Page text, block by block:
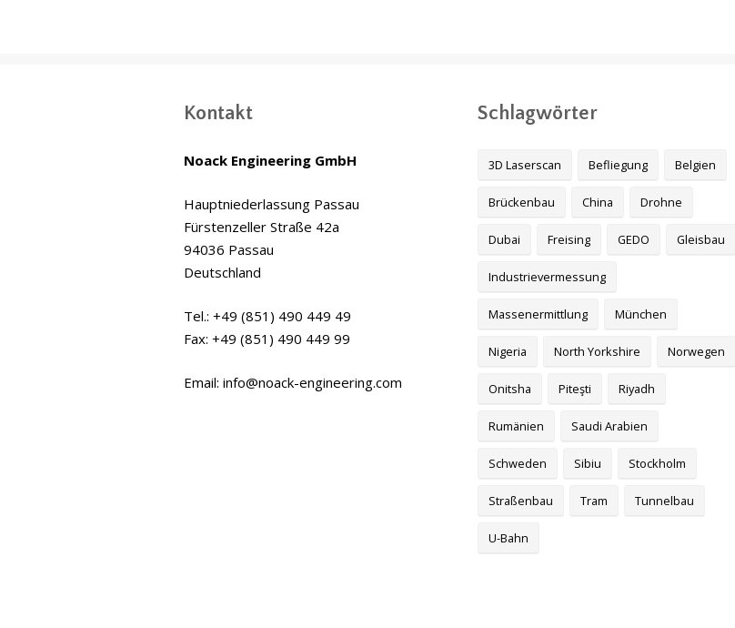
Kontakt
Noack Engineering GmbH
Hauptniederlassung Passau
Fürstenzeller Straße 42a
94036 Passau
Deutschland
Tel.: +49 (851) 490 449 49
Fax: +49 (851) 490 449 99
Email: info@noack-engineering.com
Schlagwörter
3D Laserscan Befliegung Belgien
Brückenbau China Drohne
Dubai Freising GEDO Gleisbau
Industrievermessung
Massenermittlung München
Nigeria North Yorkshire Norwegen
Onitsha Piteşti Riyadh
Rumänien Saudi Arabien
Schweden Sibiu Stockholm
Straßenbau Tram Tunnelbau
U-Bahn